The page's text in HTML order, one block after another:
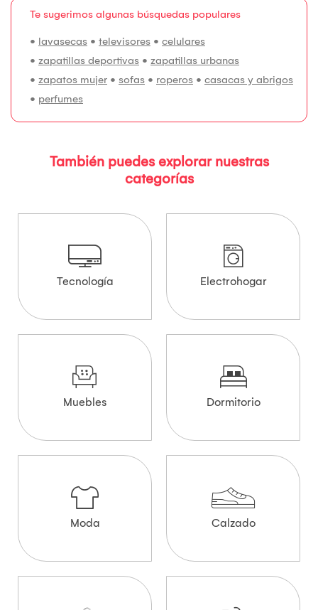
Te sugerimos algunas búsquedas populares
• lavasecas • televisores • celulares
• zapatillas deportivas • zapatillas urbanas
• zapatos mujer • sofas • roperos • casacas y abrigos
• perfumes
También puedes explorar nuestras
categorías
Tecnología Electrohogar
Muebles Dormitorio
Moda Calzado